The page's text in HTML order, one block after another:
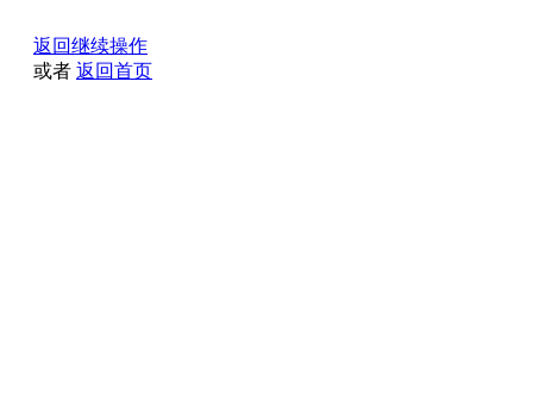
返回继续操作
或者 返回首页